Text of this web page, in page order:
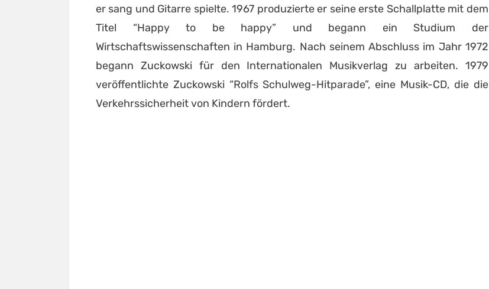
er sang und Gitarre spielte. 1967 produzierte er seine erste Schallplatte mit dem
Titel “Happy to be happy” und begann ein Studium der
Wirtschaftswissenschaften in Hamburg. Nach seinem Abschluss im Jahr 1972
begann Zuckowski für den Internationalen Musikverlag zu arbeiten. 1979
veröffentlichte Zuckowski “Rolfs Schulweg-Hitparade”, eine Musik-CD, die die
Verkehrssicherheit von Kindern fördert.